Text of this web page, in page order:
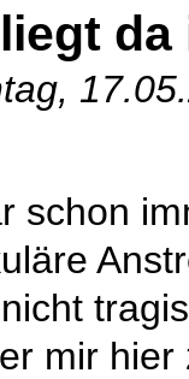
schon
mir